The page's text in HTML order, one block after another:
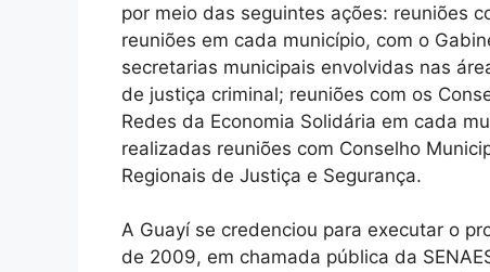
por meio das seguintes ações: reuniões
reuniões em cada município, com o
secretarias municipais envolvidas nas
de justiça criminal; reuniões com os
Redes da Economia Solidária em cada
realizadas reuniões com Conselho
Regionais de Justiça e Segurança.
A Guayí se credenciou para executar o
de 2009, em chamada pública da